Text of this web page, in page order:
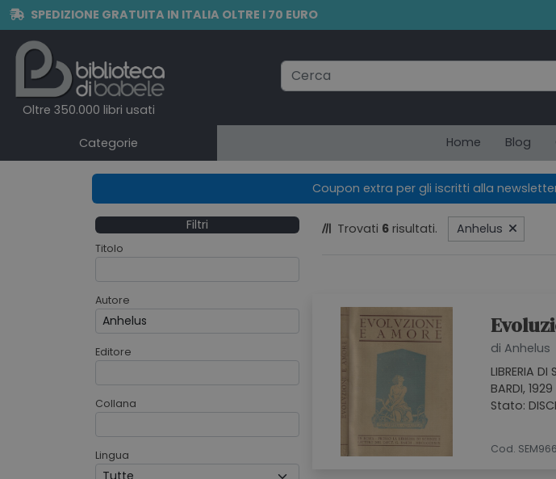
SPEDIZIONE GRATUITA IN ITALIA OLTRE I 70 EURO
Oltre 350.000 libri usati
Categorie Home Blog
Coupon extra per gli iscritti alla
Filtri
Titolo
Autore
Editore
Collana
Lingua
Trovati 6 risultati. Anhelus
di Anhelus
LIBRERIA DI
BARDI, 1929
Stato:
Cod.